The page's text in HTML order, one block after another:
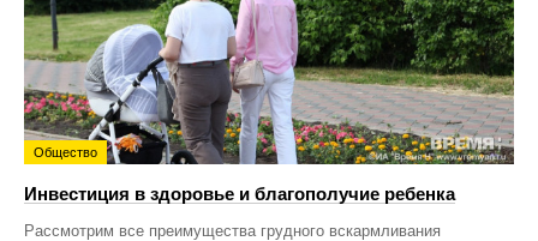
Общество
Инвестиция в здоровье и благополучие ребенка
Рассмотрим все преимущества грудного вскармливания